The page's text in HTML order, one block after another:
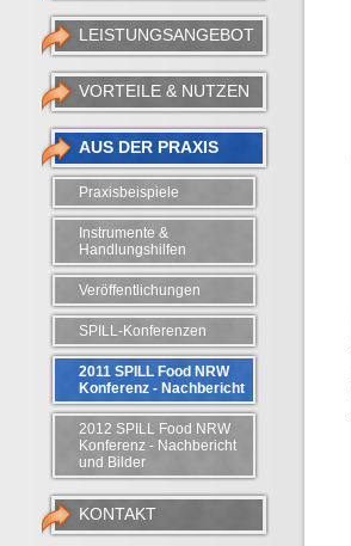
LEISTUNGSANGEBOT
VORTEILE & NUTZEN
AUS DER PRAXIS
Praxisbeispiele
Instrumente &
Handlungshilfen
Veröffentlichungen
SPILL-Konferenzen
2011 SPILL Food NRW
Konferenz - Nachbericht
2012 SPILL Food NRW
Konferenz - Nachbericht
und Bilder
KONTAKT